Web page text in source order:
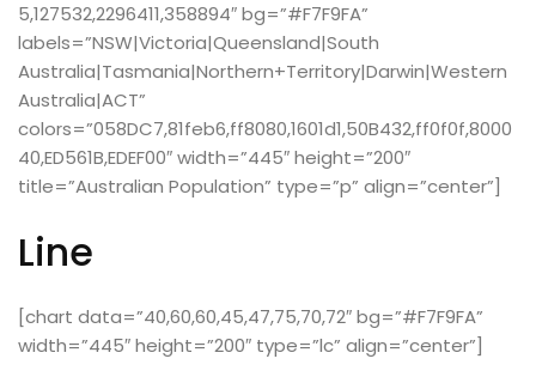
5,127532,2296411,358894″ bg=”#F7F9FA”
labels=”NSW|Victoria|Queensland|South
Australia|Tasmania|Northern+Territory|Darwin|Western
Australia|ACT”
colors=”058DC7,81feb6,ff8080,1601d1,50B432,ff0f0f,8000
40,ED561B,EDEF00″ width=”445″ height=”200″
title=”Australian Population” type=”p” align=”center”]
Line
[chart data=”40,60,60,45,47,75,70,72″ bg=”#F7F9FA”
width=”445″ height=”200″ type=”lc” align=”center”]